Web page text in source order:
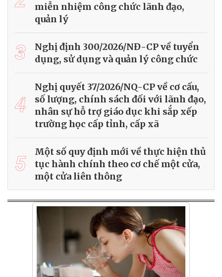
miễn nhiệm công chức lãnh đạo,
quản lý
3
Nghị định 300/2026/NĐ-CP về tuyển
dụng, sử dụng và quản lý công chức
4
Nghị quyết 37/2026/NQ-CP về cơ cấu,
số lượng, chính sách đối với lãnh đạo,
nhân sự hỗ trợ giáo dục khi sắp xếp
trường học cấp tỉnh, cấp xã
5
Một số quy định mới về thực hiện thủ
tục hành chính theo cơ chế một cửa,
một cửa liên thông